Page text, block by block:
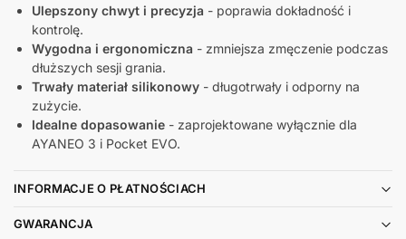
Ulepszony chwyt i precyzja - poprawia dokładność i
kontrolę.
Wygodna i ergonomiczna - zmniejsza zmęczenie podczas
dłuższych sesji grania.
Trwały materiał silikonowy - długotrwały i odporny na
zużycie.
Idealne dopasowanie - zaprojektowane wyłącznie dla
AYANEO 3 i Pocket EVO.
INFORMACJE O PŁATNOŚCIACH
GWARANCJA